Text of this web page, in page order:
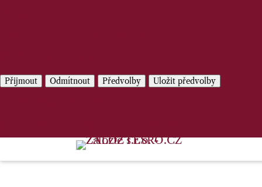
Přijmout Odmítnout Předvolby Uložit předvolby